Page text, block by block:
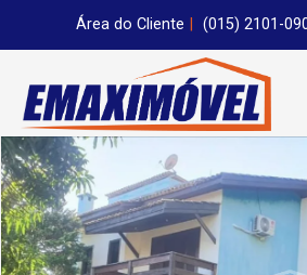
Área do Cliente (015) 2101-